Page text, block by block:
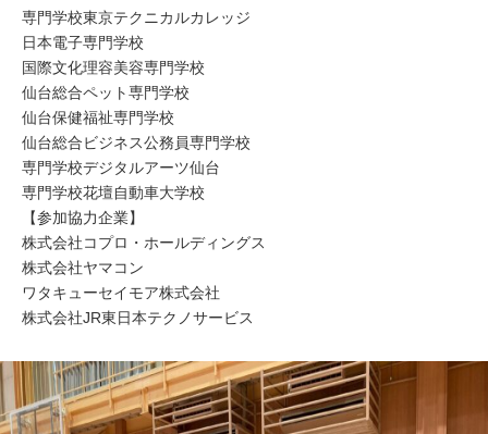
専門学校東京テクニカルカレッジ
日本電子専門学校
国際文化理容美容専門学校
仙台総合ペット専門学校
仙台保健福祉専門学校
仙台総合ビジネス公務員専門学校
専門学校デジタルアーツ仙台
専門学校花壇自動車大学校
【参加協力企業】
株式会社コプロ・ホールディングス
株式会社ヤマコン
ワタキューセイモア株式会社
株式会社JR東日本テクノサービス